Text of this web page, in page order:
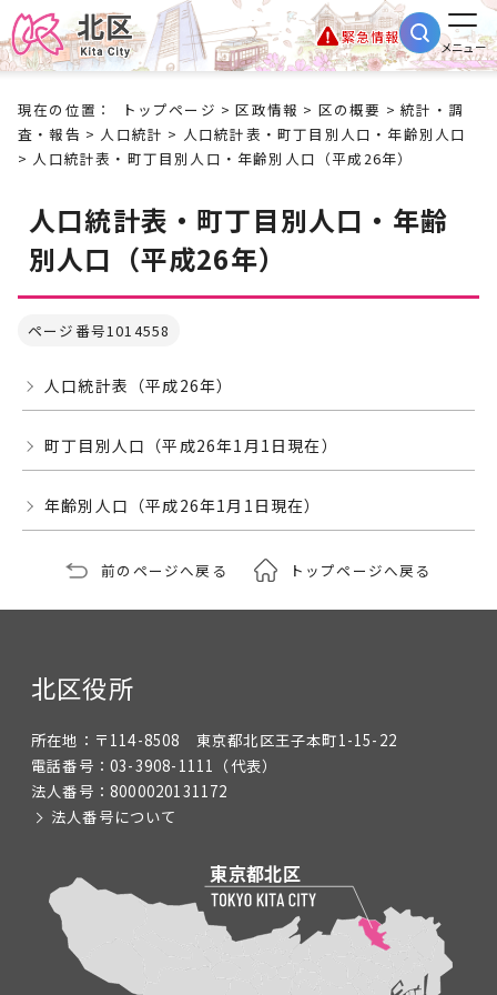
緊急情報
メニュー
現在の位置： トップページ >区政情報 > 区の概要 >統計・調
査・報告 > 人口統計 > 人口統計表・町丁目別人口・年齢別人口
> 人口統計表・町丁目別人口・年齢別人口（平成26年）
人口統計表・町丁目別人口・年齢
別人口（平成26年）
ページ番号1014558
人口統計表（平成26年）
町丁目別人口（平成26年1月1日現在）
年齢別人口（平成26年1月1日現在）
前のページへ戻る トップページへ戻る
北区役所
所在地： 〒114-8508 東京都北区王子本町1-15-22
電話番号： 03-3908-1111 （代表）
法人番号： 8000020131172
法人番号について